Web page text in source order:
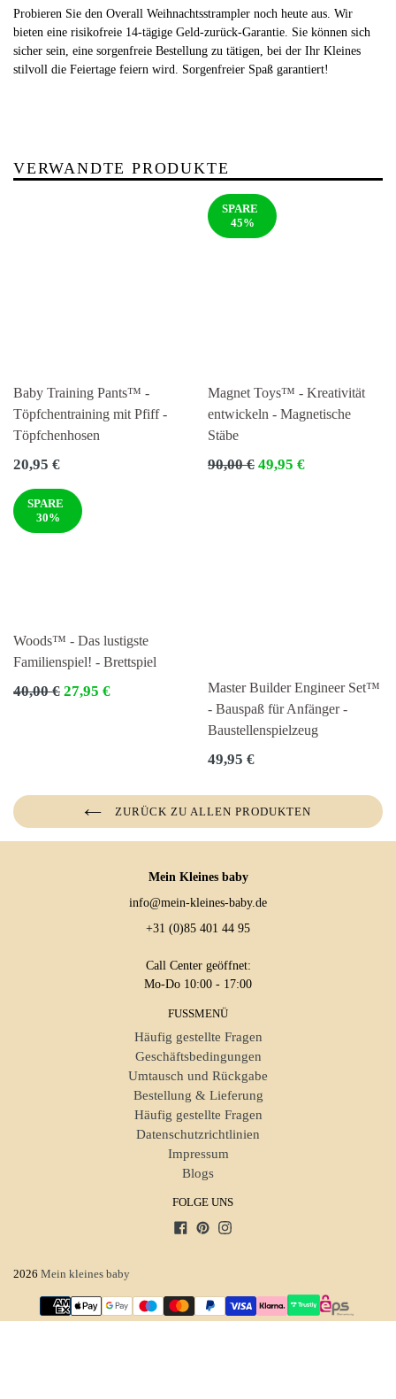
Probieren Sie den Overall Weihnachtsstrampler noch heute aus. Wir
bieten eine risikofreie 14-tägige Geld-zurück-Garantie. Sie können sich
sicher sein, eine sorgenfreie Bestellung zu tätigen, bei der Ihr Kleines
stilvoll die Feiertage feiern wird. Sorgenfreier Spaß garantiert!
VERWANDTE PRODUKTE
Baby Training Pants™ -
Töpfchentraining mit Pfiff -
Töpfchenhosen
Normaler
20,95 €
SPARE
45%
Magnet Toys™ - Kreativität
entwickeln - Magnetische
Stäbe
Normaler
90,00 € 49,95 €
SPARE
30%
Woods™ - Das lustigste
Familienspiel! - Brettspiel
Normaler
40,00 € 27,95 €
Master Builder Engineer Set™
- Bauspaß für Anfänger -
Baustellenspielzeug
Normaler
49,95 €
ZURÜCK ZU ALLEN PRODUKTEN
Mein Kleines baby
info@mein-kleines-baby.de
+31 (0)85 401 44 95
Call Center geöffnet:
Mo-Do 10:00 - 17:00
FUSSMENÜ
Häufig gestellte Fragen
Geschäftsbedingungen
Umtausch und Rückgabe
Bestellung & Lieferung
Häufig gestellte Fragen
Datenschutzrichtlinien
Impressum
Blogs
FOLGE UNS
Facebook
PinterestInstagram
2026 Mein kleines baby